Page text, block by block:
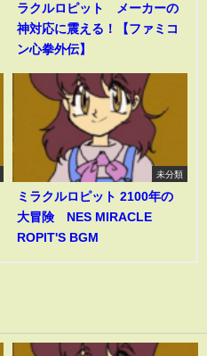
ラクルロピット メーカーの
神対応に震える！【ファミコ
ン心拳外伝】
未分類
ミラクルロピット 2100年の
大冒険 NES MIRACLE
ROPIT'S BGM